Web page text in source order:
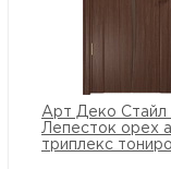
Арт Деко Стайл
Лепесток орех
триплекс